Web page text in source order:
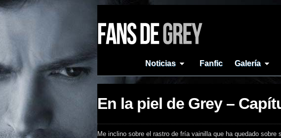
Noticias Fanfic Galería
En la piel de Grey –
Me inclino sobre el rastro de fría vainilla que ha quedado sobre